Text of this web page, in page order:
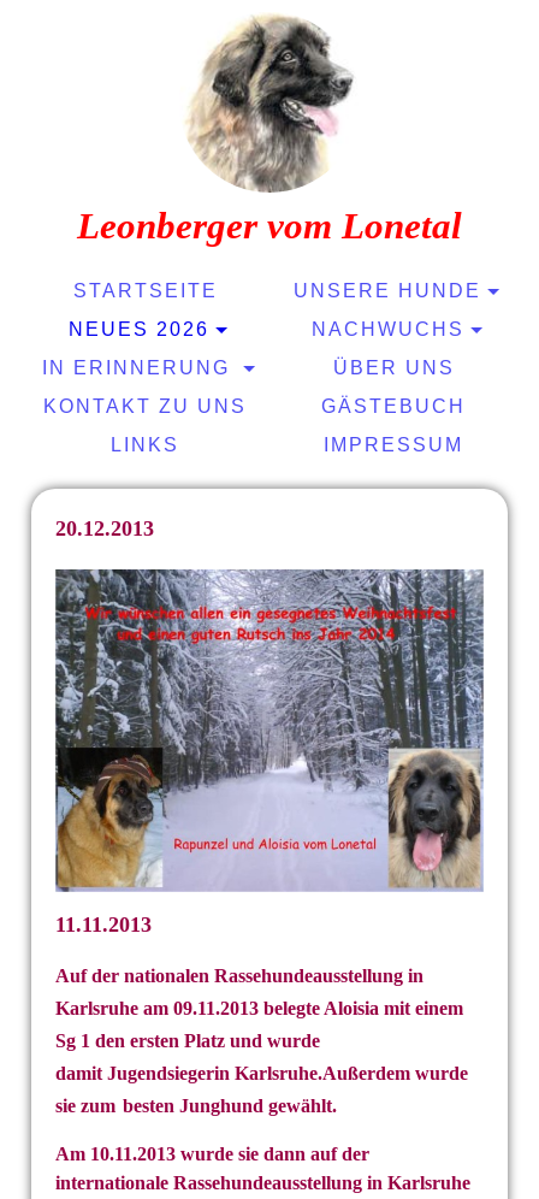
Leonberger vom Lonetal
STARTSEITE
UNSERE HUNDE
NEUES 2026
NACHWUCHS
IN ERINNERUNG
ÜBER UNS
KONTAKT ZU UNS
GÄSTEBUCH
LINKS
IMPRESSUM
20.12.2013
11.11.2013
Auf der nationalen Rassehundeausstellung in
Karlsruhe am 09.11.2013 belegte Aloisia mit einem
Sg 1 den ersten Platz und wurde
damit Jugendsiegerin Karlsruhe.Außerdem wurde
sie zum besten Junghund gewählt.
Am 10.11.2013 wurde sie dann auf der
internationale Rassehundeausstellung in Karlsruhe